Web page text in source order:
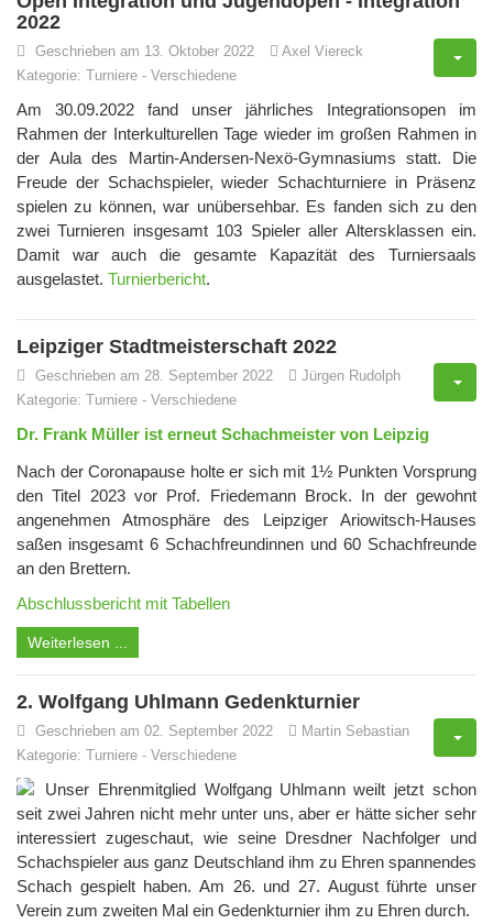
2022
Geschrieben am 13. Oktober 2022
Axel Viereck
Kategorie: Turniere - Verschiedene
Am 30.09.2022 fand unser jährliches Integrationsopen im
Rahmen der Interkulturellen Tage wieder im großen Rahmen in
der Aula des Martin-Andersen-Nexö-Gymnasiums statt. Die
Freude der Schachspieler, wieder Schachturniere in Präsenz
spielen zu können, war unübersehbar. Es fanden sich zu den
zwei Turnieren insgesamt 103 Spieler aller Altersklassen ein.
Damit war auch die gesamte Kapazität des Turniersaals
ausgelastet. Turnierbericht.
Leipziger Stadtmeisterschaft 2022
Geschrieben am 28. September 2022
Jürgen Rudolph
Kategorie: Turniere - Verschiedene
Dr. Frank Müller ist erneut Schachmeister von Leipzig
Nach der Coronapause holte er sich mit 1½ Punkten Vorsprung
den Titel 2023 vor Prof. Friedemann Brock. In der gewohnt
angenehmen Atmosphäre des Leipziger Ariowitsch-Hauses
saßen insgesamt 6 Schachfreundinnen und 60 Schachfreunde
an den Brettern.
Abschlussbericht mit Tabellen
Weiterlesen ...
2. Wolfgang Uhlmann Gedenkturnier
Geschrieben am 02. September 2022
Martin Sebastian
Kategorie: Turniere - Verschiedene
Unser Ehrenmitglied Wolfgang Uhlmann weilt jetzt schon
seit zwei Jahren nicht mehr unter uns, aber er hätte sicher sehr
interessiert zugeschaut, wie seine Dresdner Nachfolger und
Schachspieler aus ganz Deutschland ihm zu Ehren spannendes
Schach gespielt haben. Am 26. und 27. August führte unser
Verein zum zweiten Mal ein Gedenkturnier ihm zu Ehren durch.